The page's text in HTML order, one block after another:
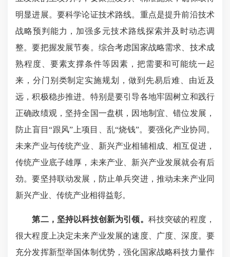
明显进展。要科学论证技术路线。重点是提升前沿技术
战略预判能力，加强多元技术路线探索并及时动态调
整。要把握发展节奏。综合考虑国家战略需求、技术成
熟程度、要素支撑条件等因素，把需要和可能统一起
来，分门别类制定实施规划，做到先易后难、由近及
远，积极稳步推进。特别是要引导各地牢固树立和践行
正确政绩观，坚持全国一盘棋，因地制宜、错位发展，
防止盲目“跟风”上项目、乱“烧钱”。要强化产业协同。
未来产业与传统产业、新兴产业相辅相成、相互促进，
传统产业底子雄厚，未来产业、新兴产业发展就会有后
劲。要坚持联动发展，防止单兵突进，推动未来产业同
新兴产业、传统产业相得益彰。
第二，坚持以科技创新为引领。 科技突破的程度，
很大程度上决定未来产业发展的速度、广度、深度。要
充分发挥新型举国体制优势，强化国家战略科技力量作